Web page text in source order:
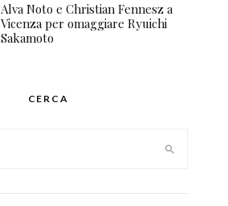
Alva Noto e Christian Fennesz a
Vicenza per omaggiare Ryuichi
Sakamoto
CERCA